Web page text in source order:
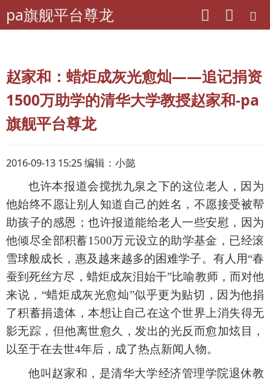
pa旗舰平台尊龙
pa旗舰平台尊龙 离退休干部工作 老干部典型
赵家和：蜡炬成灰光愈灿——追记捐资
1500万助学的清华大学教授赵家和-pa
旗舰平台尊龙
2016-09-13 15:25 编辑：小懿
也许本报道会搅扰九泉之下的这位老人，因为
他始终不愿让别人知道自己的姓名，不愿接受被帮
助孩子的感恩；也许报道能给老人一些安慰，因为
他倾尽全部积蓄1500万元设立的助学基金，已经滚
雪球般成长，惠及越来越多的困难学子。有人用“春
蚕到死丝方尽，蜡炬成灰泪始干”比喻教师，而对他
来说，“蜡炬成灰光愈灿”似乎更为贴切，因为他捐
了积蓄捐遗体，本想让自己在这个世界上消失得无
影无踪，但他离世愈久，发出的光反而愈加炫目，
以至于在去世4年后，成了热点新闻人物。
他叫赵家和，是清华大学经济管理学院退休教